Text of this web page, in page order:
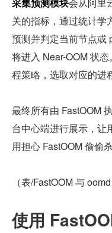
采集预测模块会从阿里
关的指标，通过统计学
预测并判定当前节点或
将进入 Near-OOM 状态。
程策略，选取对应的进
最终所有由 FastOOM
台中心端进行展示，让
用担心 FastOOM 偷偷
（表/FastOOM 与 oomd
使用